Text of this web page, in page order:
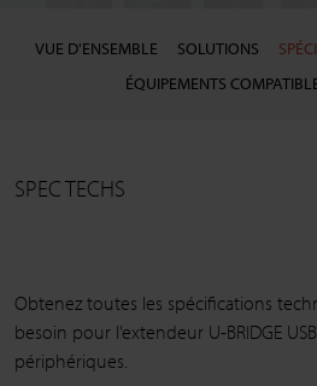
VUE D'ENSEMBLE SOLUTIONS
ÉQUIPEMENTS
SPEC TECHS
Obtenez toutes les spécifications
besoin pour l’extendeur U-BRIDGE
périphériques.